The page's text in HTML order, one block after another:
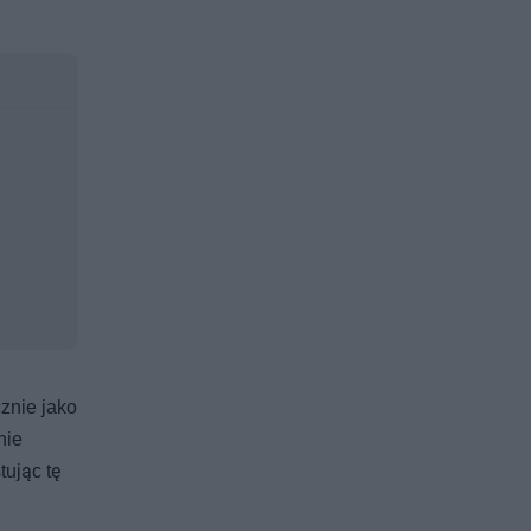
jako
tę